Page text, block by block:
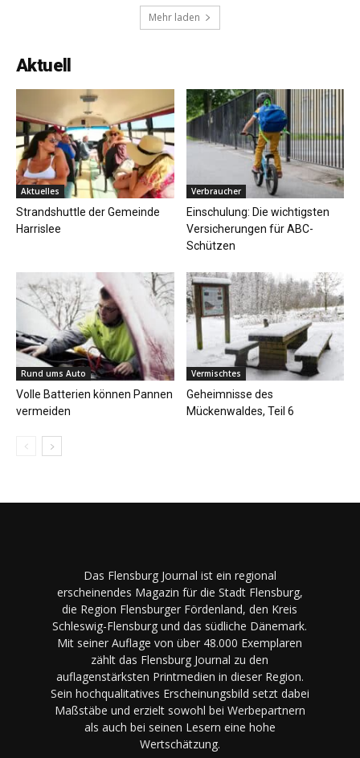
Mehr laden
Aktuell
Aktuelles
Strandshuttle der Gemeinde
Harrislee
Verbraucher
Einschulung: Die wichtigsten
Versicherungen für ABC-
Schützen
Rund ums Auto
Volle Batterien können Pannen
vermeiden
Vermischtes
Geheimnisse des
Mückenwaldes, Teil 6
Das Flensburg Journal ist ein regional
erscheinendes Magazin für die Stadt Flensburg,
die Region Flensburger Fördenland, den Kreis
Schleswig-Flensburg und das südliche Dänemark.
Mit seiner Auflage von über 48.000 Exemplaren
zählt das Flensburg Journal zu den
auflagenstärksten Printmedien in dieser Region.
Sein hochqualitatives Erscheinungsbild setzt dabei
Maßstäbe und erzielt sowohl bei Werbepartnern
als auch bei seinen Lesern eine hohe
Wertschätzung.